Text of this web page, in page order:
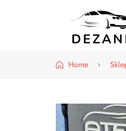
Home